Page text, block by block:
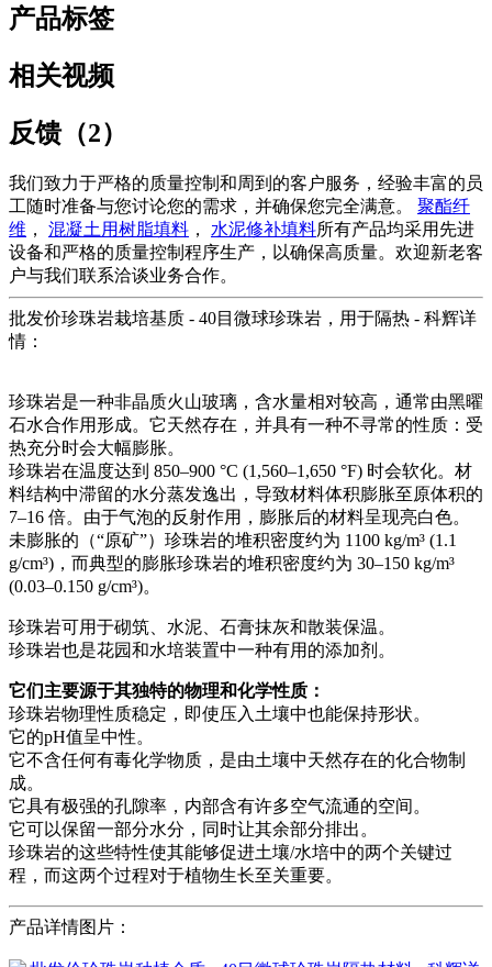
产品标签
相关视频
反馈（2）
我们致力于严格的质量控制和周到的客户服务，经验丰富的员
工随时准备与您讨论您的需求，并确保您完全满意。 聚酯纤
维 ， 混凝土用树脂填料 ， 水泥修补填料所有产品均采用先进
设备和严格的质量控制程序生产，以确保高质量。欢迎新老客
户与我们联系洽谈业务合作。
批发价珍珠岩栽培基质 - 40目微球珍珠岩，用于隔热 - 科辉详
情：
珍珠岩是一种非晶质火山玻璃，含水量相对较高，通常由黑曜
石水合作用形成。它天然存在，并具有一种不寻常的性质：受
热充分时会大幅膨胀。
珍珠岩在温度达到 850–900 °C (1,560–1,650 °F) 时会软化。材
料结构中滞留的水分蒸发逸出，导致材料体积膨胀至原体积的
7–16 倍。由于气泡的反射作用，膨胀后的材料呈现亮白色。
未膨胀的（“原矿”）珍珠岩的堆积密度约为 1100 kg/m³ (1.1
g/cm³)，而典型的膨胀珍珠岩的堆积密度约为 30–150 kg/m³
(0.03–0.150 g/cm³)。
珍珠岩可用于砌筑、水泥、石膏抹灰和散装保温。
珍珠岩也是花园和水培装置中一种有用的添加剂。
它们主要源于其独特的物理和化学性质：
珍珠岩物理性质稳定，即使压入土壤中也能保持形状。
它的pH值呈中性。
它不含任何有毒化学物质，是由土壤中天然存在的化合物制
成。
它具有极强的孔隙率，内部含有许多空气流通的空间。
它可以保留一部分水分，同时让其余部分排出。
珍珠岩的这些特性使其能够促进土壤/水培中的两个关键过
程，而这两个过程对于植物生长至关重要。
产品详情图片：